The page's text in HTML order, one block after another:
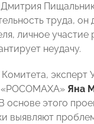
труда,
личное
неудачу.
«РОСОМАХА» Яна
основе этого
выявляют